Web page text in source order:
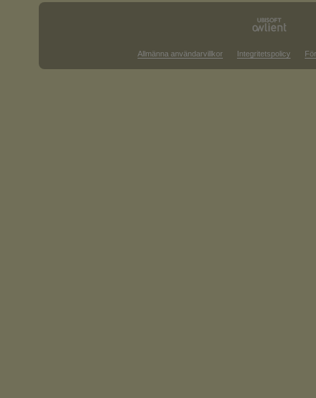
Allmänna användarvillkor Integritetspolicy